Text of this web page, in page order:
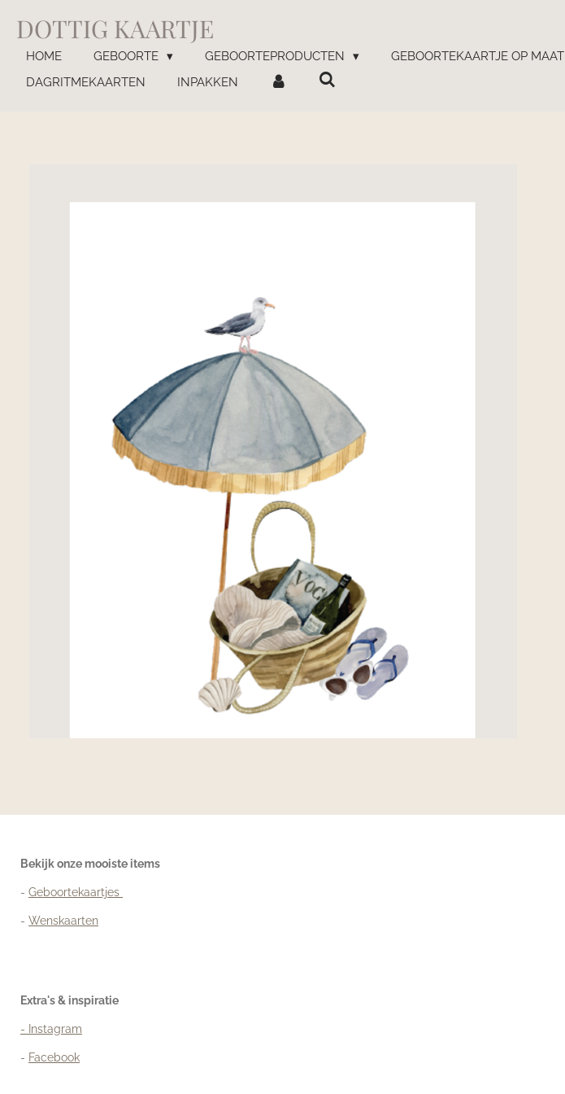
direct
naar
hoofdinhoud
DOTTIG KAARTJE
HOME GEBOORTE GEBOORTEPRODUCTEN GEBOORTEKAARTJE OP MAAT
DAGRITMEKAARTEN
INPAKKEN
Bekijk onze mooiste items
- Geboortekaartjes
- Wenskaarten
Extra's & inspiratie
- Instagram
- Facebook